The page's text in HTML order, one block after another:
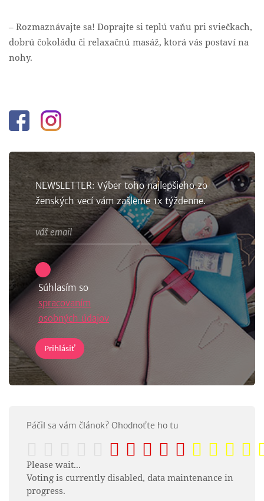
– Rozmaznávajte sa! Doprajte si teplú vaňu pri sviečkach,
dobrú čokoládu či relaxačnú masáž, ktorá vás postaví na
nohy.
Facebook
NEWSLETTER: Výber toho najlepšieho zo
ženských vecí vám zašleme 1x týždenne.
Súhlasím so
spracovaním
osobných údajov
Páčil sa vám článok? Ohodnoťte ho tu
Please wait...
Voting is currently disabled, data maintenance in
progress.